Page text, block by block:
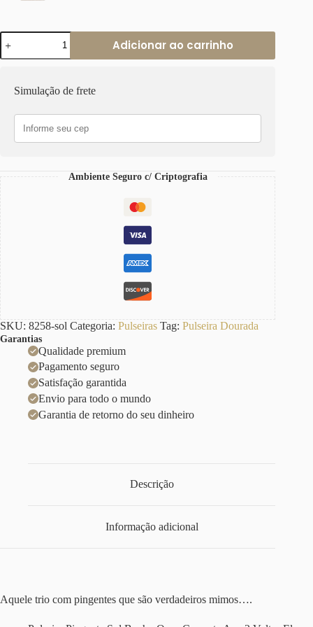
Pulseira
Pingente
Sol
Corrente
Voltas
Adicionar ao carrinho
Simulação de frete
Ambiente Seguro c/ Criptografia
SKU: 8258-sol Categoria: Pulseiras Tag: Pulseira Dourada
Garantias
Qualidade premium
Pagamento seguro
Satisfação garantida
Envio para todo o mundo
Garantia de retorno do seu dinheiro
Descrição
Informação adicional
Aquele trio com pingentes que são verdadeiros mimos….